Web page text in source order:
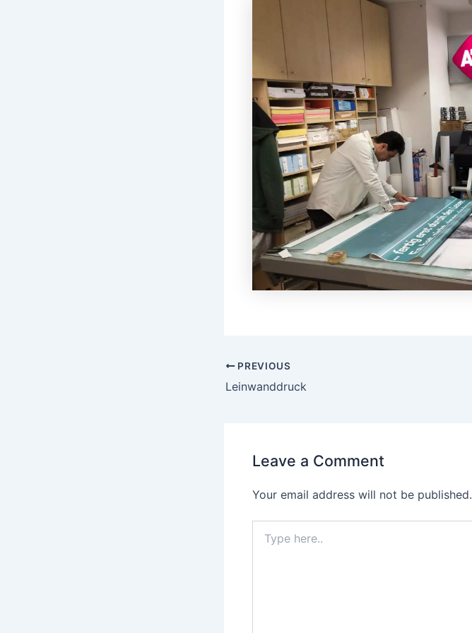
PREVIOUS
Leinwanddruck
Leave a Comment
Your email address will not be published.
here..